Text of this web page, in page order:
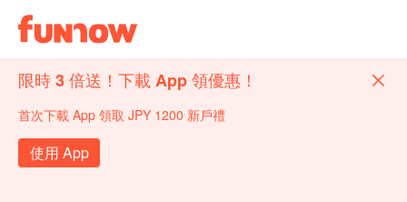
限時 3 倍送！下載 App 領優惠！
首次下載 App 領取 JPY 1200 新戶禮
使用 App